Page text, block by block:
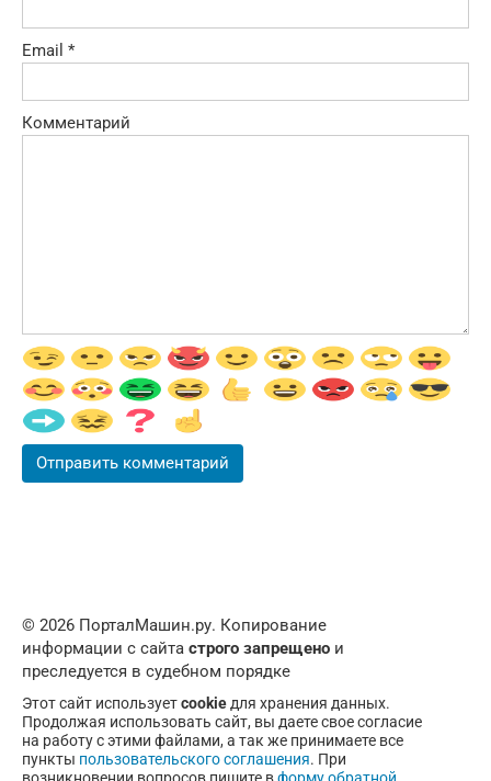
Email *
Комментарий
© 2026 ПорталМашин.ру. Копирование
информации с сайта строго запрещено и
преследуется в судебном порядке
Этот сайт используетcookie для хранения данных.
Продолжая использовать сайт, вы даете свое согласие
на работу с этими файлами, а так же принимаете все
пункты пользовательского соглашения. При